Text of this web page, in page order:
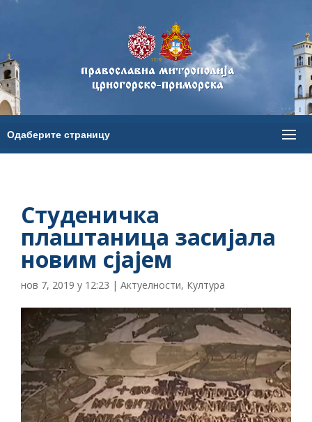
Студеничка
плаштаница засијала
новим сјајем
нов 7, 2019 у 12:23 | Актуелности, Култура